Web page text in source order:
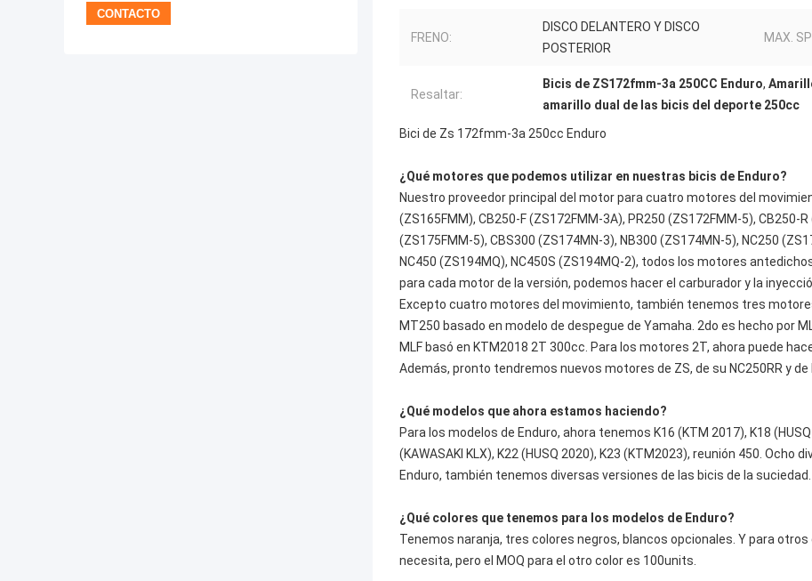
FRENO:
DISCO DELANTERO Y DISCO
POSTERIOR
MAX.
Resaltar:
Bicis de ZS172fmm-3a 250CC Enduro,
amarillo dual de las bicis del deporte 250cc
Bici de Zs 172fmm-3a 250cc Enduro
¿Qué motores que podemos utilizar en nuestras bicis de Enduro?
Nuestro proveedor principal del motor para cuatro motores del
(ZS165FMM), CB250-F (ZS172FMM-3A), PR250 (ZS172FMM-5), CB250-
(ZS175FMM-5), CBS300 (ZS174MN-3), NB300 (ZS174MN-5), NC250
NC450 (ZS194MQ), NC450S (ZS194MQ-2), todos los motores
para cada motor de la versión, podemos hacer el carburador y la
Excepto cuatro motores del movimiento, también tenemos tres
MT250 basado en modelo de despegue de Yamaha. 2do es hecho por
MLF basó en KTM2018 2T 300cc. Para los motores 2T, ahora puede
Además, pronto tendremos nuevos motores de ZS, de su NC250RR y de
¿Qué modelos que ahora estamos haciendo?
Para los modelos de Enduro, ahora tenemos K16 (KTM 2017), K18
(KAWASAKI KLX), K22 (HUSQ 2020), K23 (KTM2023), reunión 450.
Enduro, también tenemos diversas versiones de las bicis de la suciedad.
¿Qué colores que tenemos para los modelos de Enduro?
Tenemos naranja, tres colores negros, blancos opcionales. Y para
necesita, pero el MOQ para el otro color es 100units.